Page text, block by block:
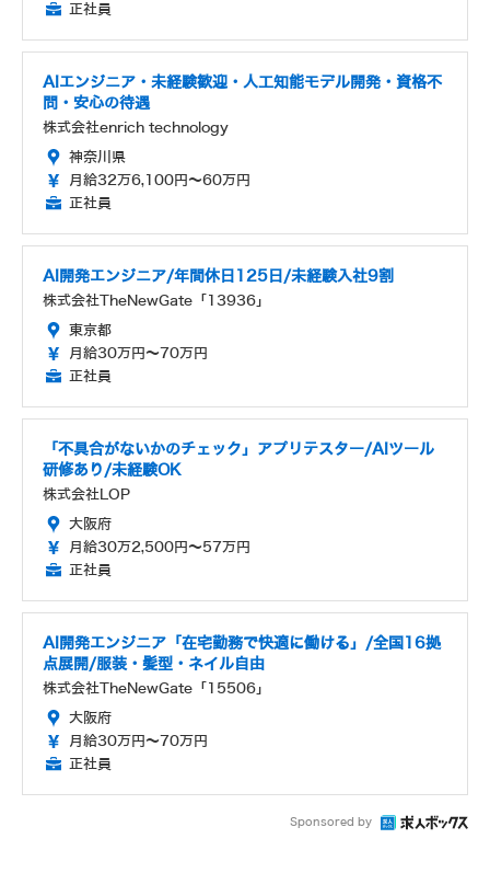
正社員
AIエンジニア・未経験歓迎・人工知能モデル開発・資格不
問・安心の待遇
株式会社enrich technology
神奈川県
月給32万6,100円～60万円
正社員
AI開発エンジニア/年間休日125日/未経験入社9割
株式会社TheNewGate「13936」
東京都
月給30万円～70万円
正社員
「不具合がないかのチェック」アプリテスター/AIツール
研修あり/未経験OK
株式会社LOP
大阪府
月給30万2,500円～57万円
正社員
AI開発エンジニア「在宅勤務で快適に働ける」/全国16拠
点展開/服装・髪型・ネイル自由
株式会社TheNewGate「15506」
大阪府
月給30万円～70万円
正社員
Sponsored by